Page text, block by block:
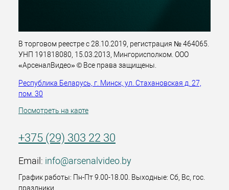
В торговом реестре с 28.10.2019, регистрация № 464065.
УНП 191818080, 15.03.2013, Мингорисполком. ООО
«АрсеналВидео» © Все права защищены.
Республика Беларусь, г. Минск, ул. Стахановская д. 27,
пом. 30
Посмотреть на карте
+375 (29) 303 22 30
Email: info@arsenalvideo.by
График работы: Пн-Пт 9.00-18.00. Выходные: Сб, Вс, гос.
праздники